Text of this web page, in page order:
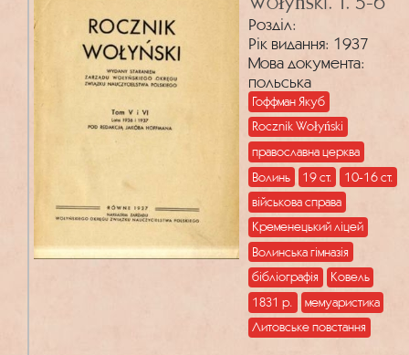
Розділ:
Рік видання: 1937
Мова документа:
польська
Гоффман Якуб
Rocznik Wołyński
православна церква
Волинь
19 ст.
10-16 ст.
військова справа
Кременецький ліцей
Волинська гімназія
бібліографія
Ковель
1831 р.
мемуаристика
Литовське повстання